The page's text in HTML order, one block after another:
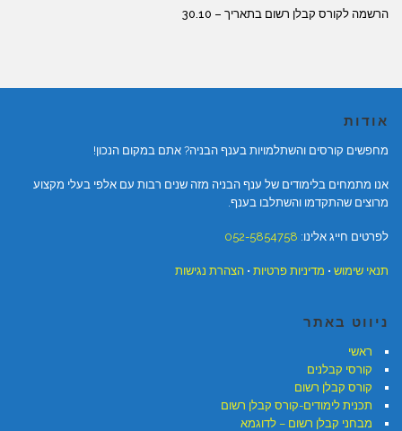
הרשמה לקורס קבלן רשום בתאריך – 30.10
אודות
מחפשים קורסים והשתלמויות בענף הבניה? אתם במקום הנכון!
אנו מתמחים בלימודים של ענף הבניה מזה שנים רבות עם אלפי בעלי מקצוע
מרוצים שהתקדמו והשתלבו בענף.
לפרטים חייג אלינו: 052-5854758
תנאי שימוש • מדיניות פרטיות • הצהרת נגישות
ניווט באתר
ראשי
קורסי קבלנים
קורס קבלן רשום
תכנית לימודים-קורס קבלן רשום
מבחני קבלן רשום – לדוגמא